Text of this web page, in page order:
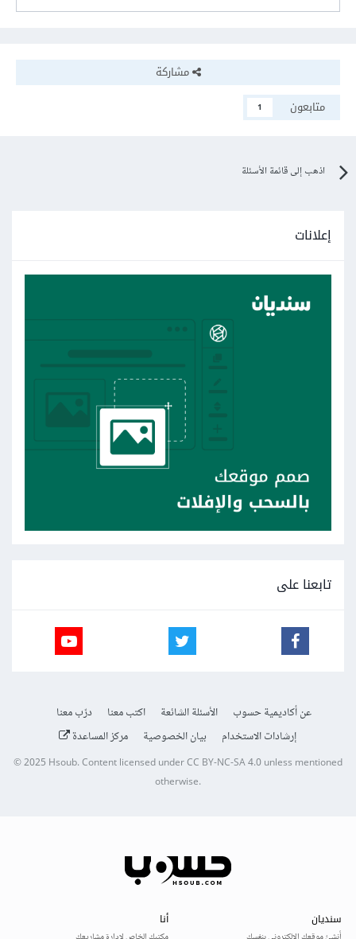
مشاركة
متابعون
1
اذهب إلى قائمة الأسئلة
إعلانات
تابعنا على
عن أكاديمية حسوب الأسئلة الشائعة اكتب معنا
درّب معنا
إرشادات الاستخدام
بيان الخصوصية مركز المساعدة
© 2025Hsoub.Content licensed underCC BY-NC-SA 4.0unless mentioned
otherwise.